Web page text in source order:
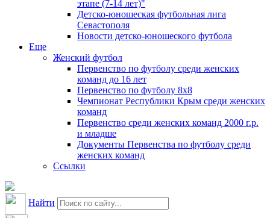
этапе (7-14 лет)"
Детско-юношеская футбольная лига
Севастополя
Новости детско-юношеского футбола
Еще
Женский футбол
Первенство по футболу среди женских
команд до 16 лет
Первенство по футболу 8х8
Чемпионат Республики Крым среди женских
команд
Первенство среди женских команд 2000 г.р.
и младше
Документы Первенства по футболу среди
женских команд
Ссылки
Найти